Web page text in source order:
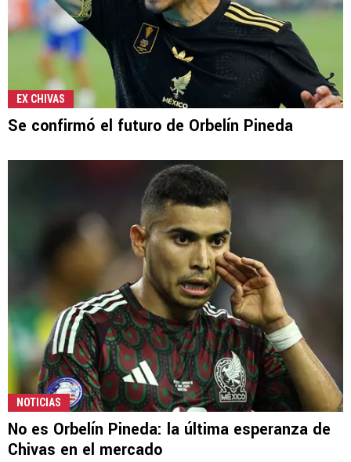
EX CHIVAS
Se confirmó el futuro de Orbelín Pineda
NOTICIAS
No es Orbelín Pineda: la última esperanza de
Chivas en el mercado